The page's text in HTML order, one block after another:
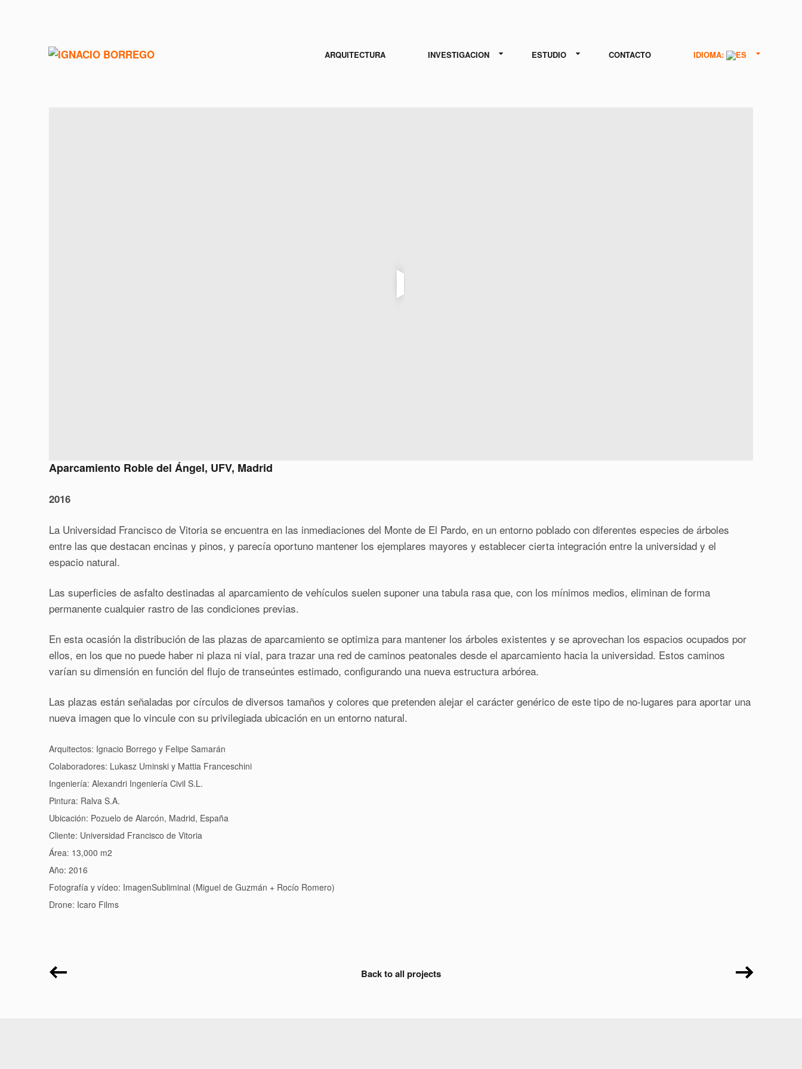
Aparcamiento Roble del Ángel, UFV, Madrid
2016
La Universidad Francisco de Vitoria se encuentra en las inmediaciones del Monte de El Pardo, en un entorno poblado con diferentes especies de árboles
entre las que destacan encinas y pinos, y parecía oportuno mantener los ejemplares mayores y establecer cierta integración entre la universidad y el
espacio natural.
Las superficies de asfalto destinadas al aparcamiento de vehículos suelen suponer una tabula rasa que, con los mínimos medios, eliminan de forma
permanente cualquier rastro de las condiciones previas.
En esta ocasión la distribución de las plazas de aparcamiento se optimiza para mantener los árboles existentes y se aprovechan los espacios ocupados por
ellos, en los que no puede haber ni plaza ni vial, para trazar una red de caminos peatonales desde el aparcamiento hacia la universidad. Estos caminos
varían su dimensión en función del flujo de transeúntes estimado, configurando una nueva estructura arbórea.
Las plazas están señaladas por círculos de diversos tamaños y colores que pretenden alejar el carácter genérico de este tipo de no-lugares para aportar una
nueva imagen que lo vincule con su privilegiada ubicación en un entorno natural.
Arquitectos: Ignacio Borrego y Felipe Samarán
Colaboradores: Lukasz Uminski y Mattia Franceschini
Ingeniería: Alexandri Ingeniería Civil S.L.
Pintura: Ralva S.A.
Ubicación: Pozuelo de Alarcón, Madrid, España
Cliente: Universidad Francisco de Vitoria
Área: 13,000 m2
Año: 2016
Fotografía y vídeo: ImagenSubliminal (Miguel de Guzmán + Rocío Romero)
Drone: Icaro Films
Back to all projects